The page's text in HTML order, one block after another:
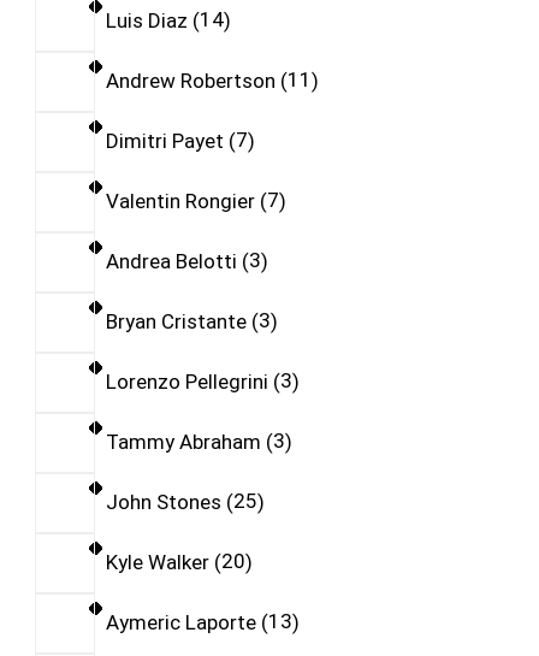
Luis Diaz 14
Andrew Robertson 11
Dimitri Payet 7
Valentin Rongier 7
Andrea Belotti 3
Bryan Cristante 3
Lorenzo Pellegrini 3
Tammy Abraham 3
John Stones 25
Kyle Walker 20
Aymeric Laporte 13